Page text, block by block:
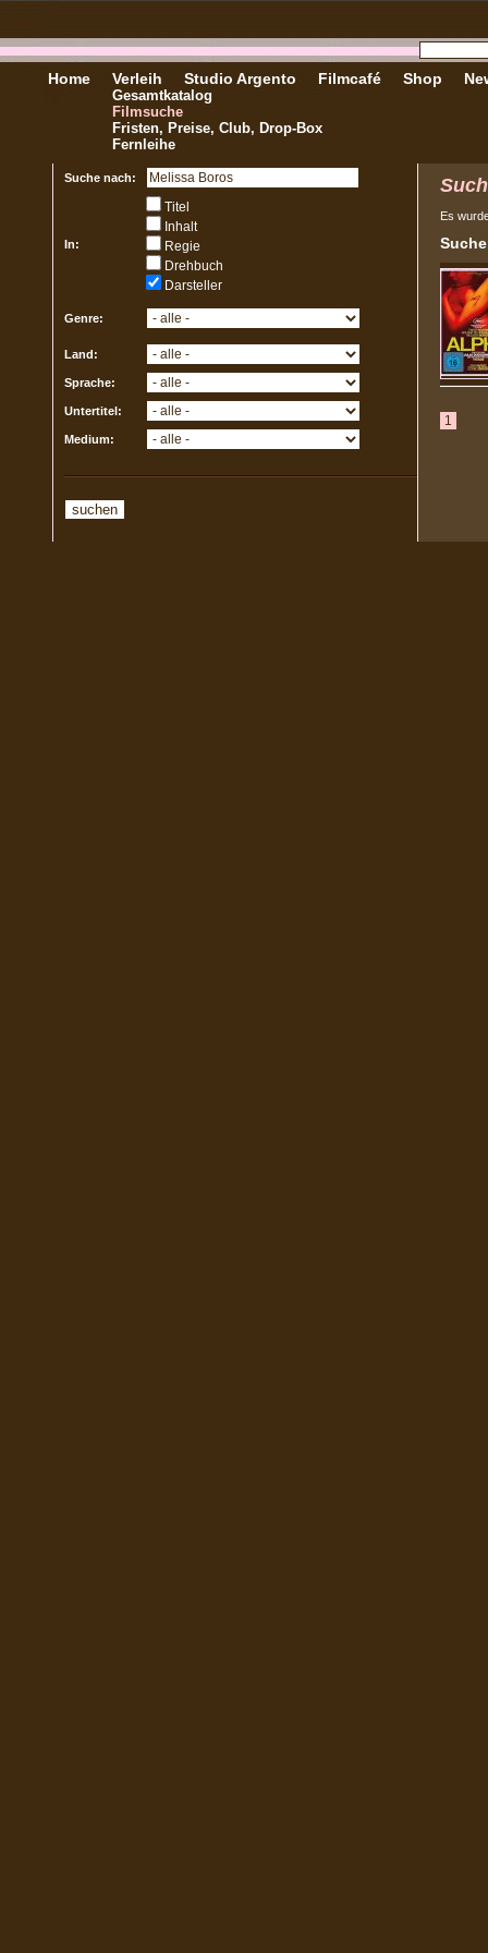
Home Verleih
Gesamtkatalog
Filmsuche
Fristen, Preise, Club, Drop-Box
Fernleihe
Studio Argento Filmcafé Shop
Suche nach:
In:
Titel
Inhalt
Regie
Drehbuch
Darsteller
Genre:
Land:
Sprache:
Untertitel:
Medium:
Es
1